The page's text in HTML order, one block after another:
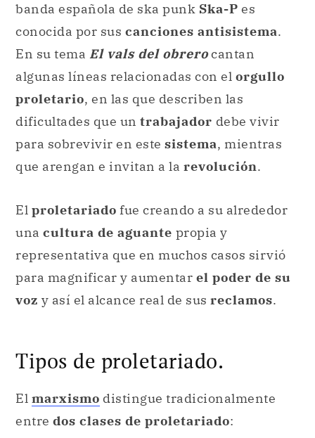
banda española de ska punk Ska-P es
conocida por sus canciones antisistema.
En su tema El vals del obrerocantan
algunas líneas relacionadas con el orgullo
proletario, en las que describen las
dificultades que un trabajador debe vivir
para sobrevivir en este sistema, mientras
que arengan e invitan a la revolución.
El proletariado fue creando a su alrededor
una cultura de aguante propia y
representativa que en muchos casos sirvió
para magnificar y aumentar el poder de su
voz y así el alcance real de sus reclamos.
Tipos de proletariado.
El marxismo distingue tradicionalmente
entre dos clases de proletariado: